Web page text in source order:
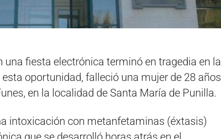
una fiesta electrónica terminó en tragedia en la
oportunidad, falleció una mujer de 28 años
en la localidad de Santa María de Punilla.
intoxicación con metanfetaminas (éxtasis)